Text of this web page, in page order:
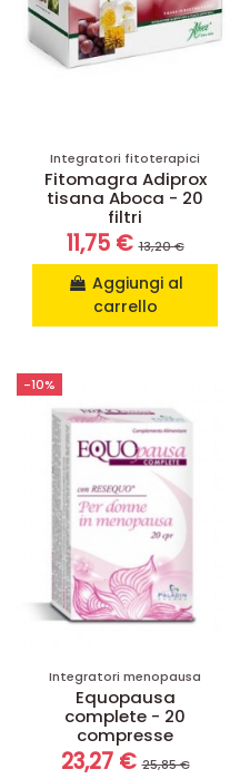
Integratori fitoterapici
Fitomagra Adiprox
tisana Aboca - 20
filtri
11,75 €13,20 €
Aggiungi al
carrello
-10%
Integratori menopausa
Equopausa
complete - 20
compresse
23,27 €25,85 €